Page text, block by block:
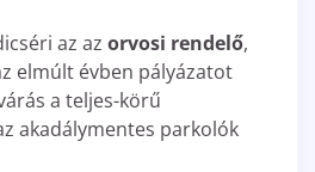
az az orvosi rendelő,
elmúlt évben pályázatot
a teljes-körű
akadálymentes parkolók